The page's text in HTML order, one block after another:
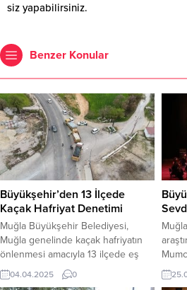
siz yapabilirsiniz.
Benzer Konular
Büyükşehir’den 13 İlçede
Kaçak Hafriyat Denetimi
Muğla Büyükşehir Belediyesi,
Muğla genelinde kaçak hafriyatın
önlenmesi amacıyla 13 ilçede eş
zamanlı olarak denetim
gerçekleştirdi. Çevreyi koruyan
04.04.2025 0